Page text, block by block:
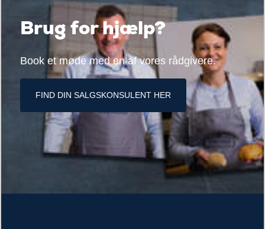
Brug for hjælp?
Book et møde med en af vores rådgivere.
FIND DIN SALGSKONSULENT HER